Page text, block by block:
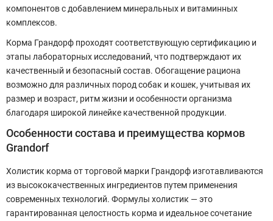
компонентов с добавлением минеральных и витаминных
комплексов.
Корма Грандорф проходят соответствующую сертификацию и
этапы лабораторных исследований, что подтверждают их
качественный и безопасный состав. Обогащение рациона
возможно для различных пород собак и кошек, учитывая их
размер и возраст, ритм жизни и особенности организма
благодаря широкой линейке качественной продукции.
Особенности состава и преимущества кормов
Grandorf
Холистик корма от торговой марки Грандорф изготавливаются
из высококачественных ингредиентов путем применения
современных технологий. Формулы холистик — это
гарантированная целостность корма и идеальное сочетание